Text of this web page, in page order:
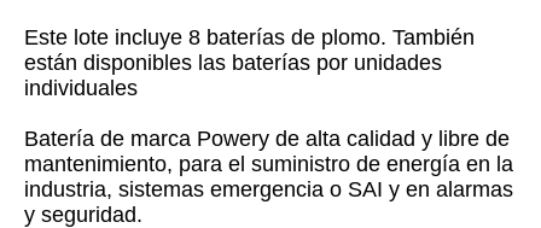
Este lote incluye 8 baterías de plomo. También
están disponibles las baterías por unidades
individuales
Batería de marca Powery de alta calidad y libre de
mantenimiento, para el suministro de energía en la
industria, sistemas emergencia o SAI y en alarmas
y seguridad.